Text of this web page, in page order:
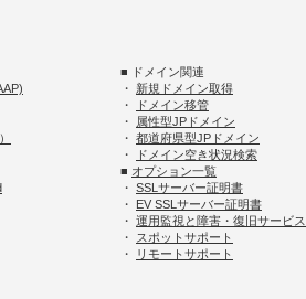
■ ドメイン関連
・ 新規ドメイン取得
・
ドメイン移管
・
属性型JPドメイン
・ 都道府県型JPドメイン
・
ドメイン空き状況検索
■ オプション一覧
・ SSLサーバー証明書
・ EV SSLサーバー証明書
・ 運用監視と障害・復旧サービス
・ スポットサポート
・
リモートサポート